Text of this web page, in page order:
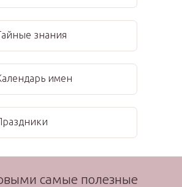
знания
имен
самые полезные